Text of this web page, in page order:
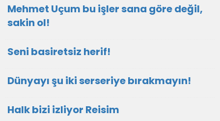
Mehmet Uçum bu işler sana göre değil,
sakin ol!
Seni basiretsiz herif!
Dünyayı şu iki serseriye bırakmayın!
Halk bizi izliyor Reisim